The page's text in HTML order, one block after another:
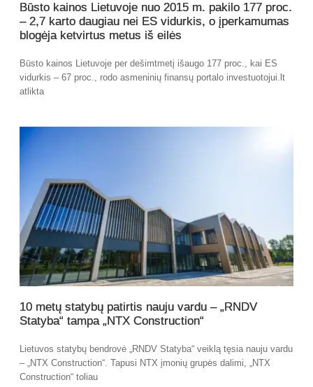
Būsto kainos Lietuvoje nuo 2015 m. pakilo 177 proc.
– 2,7 karto daugiau nei ES vidurkis, o įperkamumas
blogėja ketvirtus metus iš eilės
Būsto kainos Lietuvoje per dešimtmetį išaugo 177 proc., kai ES
vidurkis – 67 proc., rodo asmeninių finansų portalo investuotojui.lt
atlikta
10 metų statybų patirtis nauju vardu – „RNDV
Statyba“ tampa „NTX Construction“
Lietuvos statybų bendrovė „RNDV Statyba“ veiklą tęsia nauju vardu
– „NTX Construction“. Tapusi NTX įmonių grupės dalimi, „NTX
Construction“ toliau